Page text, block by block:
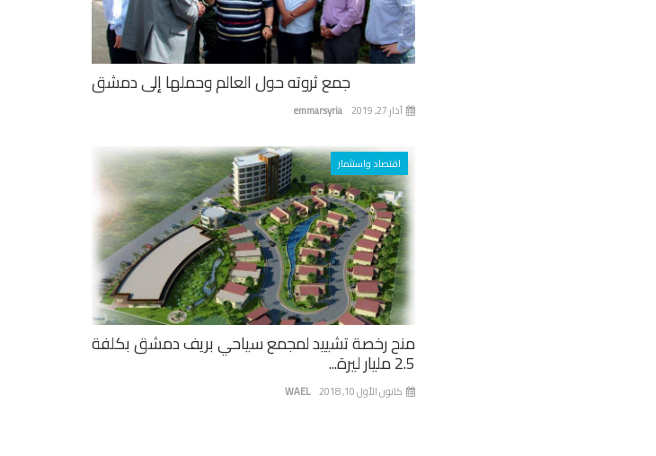
جمع ثروته حول العالم وحملها إلى دمشق
emmarsyria آذار 27, 2019
اقتصاد واستثمار
منح رخصة تشييد لمجمع سياحي بريف دمشق بكلفة
2.5 مليار ليرة...
WAEL كانون الأول 10, 2018